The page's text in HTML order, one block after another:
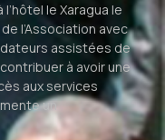
le Xaragua le
l’Association avec
assistées de
à avoir une
aux services
un